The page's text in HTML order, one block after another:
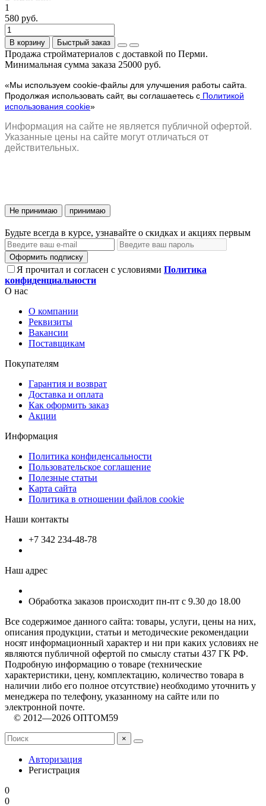
1
580 руб.
В корзину Быстрый заказ
Продажа стройматериалов с доставкой по Перми.
Минимальная сумма заказа 25000 руб.
«Мы используем cookie-файлы для улучшения работы сайта.
Продолжая использовать сайт, вы соглашаетесь с Политикой
использования cookie»
Информация на сайте не является публичной офертой.
Указанные цены на сайте могут отличаться от
действительных.
Не принимаю принимаю
Будьте всегда в курсе, узнавайте о скидках и акциях первым
Оформить подписку
Я прочитал и согласен с условиями Политика
конфиденциальности
О нас
О компании
Реквизиты
Вакансии
Поставщикам
Покупателям
Гарантия и возврат
Доставка и оплата
Как оформить заказ
Акции
Информация
Политика конфиденсальности
Пользовательское соглашение
Полезные статьи
Карта сайта
Политика в отношении файлов cookie
Наши контакты
+7 342 234-48-78
Наш адрес
Обработка заказов происходит пн-пт с 9.30 до 18.00
Все содержимое данного сайта: товары, услуги, цены на них,
описания продукции, статьи и методические рекомендации
носят информационный характер и ни при каких условиях не
являются публичной офертой по смыслу статьи 437 ГК РФ.
Подробную информацию о товаре (технические
характеристики, цену, комплектацию, количество товара в
наличии либо его полное отсутствие) необходимо уточнить у
менеджера по телефону, указанному на сайте или по
электронной почте.
© 2012—2026 ОПТОМ59
×
Авторизация
Регистрация
0
0